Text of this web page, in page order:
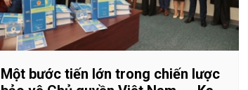
Một bước tiến lớn trong chiến lược